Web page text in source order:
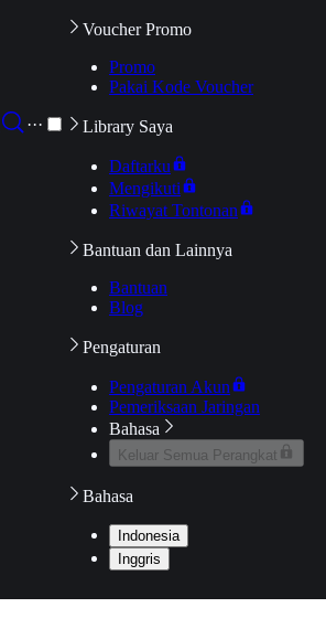
···
Voucher Promo
Promo
Pakai Kode Voucher
Library Saya
Daftarku
Mengikuti
Riwayat Tontonan
Bantuan dan Lainnya
Bantuan
Blog
Pengaturan
Pengaturan Akun
Pemeriksaan Jaringan
Bahasa
Keluar Semua Perangkat
Bahasa
Indonesia
Inggris